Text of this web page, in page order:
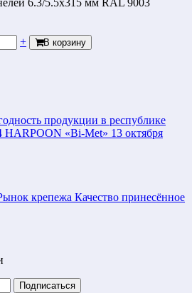
+ В корзину
продукции в республике
HARPOON «Bi-Met» 13 октября
крепежа Качество принесённое
Подписаться